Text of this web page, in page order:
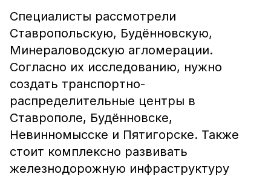
Специалисты рассмотрели
Ставропольскую, Будённовскую,
Минераловодскую агломерации.
Согласно их исследованию, нужно
создать транспортно-
распределительные центры в
Ставрополе, Будённовске,
Невинномысске и Пятигорске. Также
стоит комплексно развивать
железнодорожную инфраструктуру